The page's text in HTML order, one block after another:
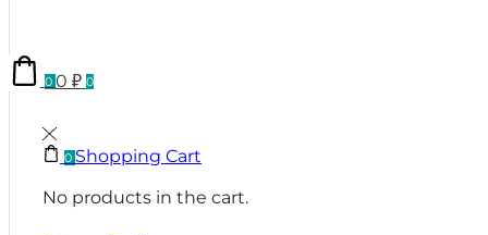
00 ₽ 0
0 Shopping Cart
No products in the cart.